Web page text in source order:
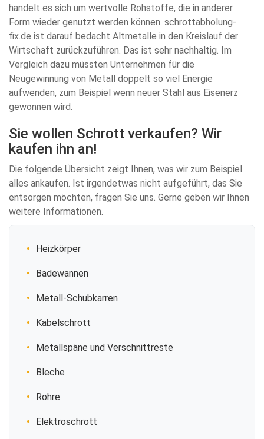
handelt es sich um wertvolle Rohstoffe, die in anderer
Form wieder genutzt werden können. schrottabholung-
fix.de ist darauf bedacht Altmetalle in den Kreislauf der
Wirtschaft zurückzuführen. Das ist sehr nachhaltig. Im
Vergleich dazu müssten Unternehmen für die
Neugewinnung von Metall doppelt so viel Energie
aufwenden, zum Beispiel wenn neuer Stahl aus Eisenerz
gewonnen wird.
Sie wollen Schrott verkaufen? Wir
kaufen ihn an!
Die folgende Übersicht zeigt Ihnen, was wir zum Beispiel
alles ankaufen. Ist irgendetwas nicht aufgeführt, das Sie
entsorgen möchten, fragen Sie uns. Gerne geben wir Ihnen
weitere Informationen.
Heizkörper
Badewannen
Metall-Schubkarren
Kabelschrott
Metallspäne und Verschnittreste
Bleche
Rohre
Elektroschrott